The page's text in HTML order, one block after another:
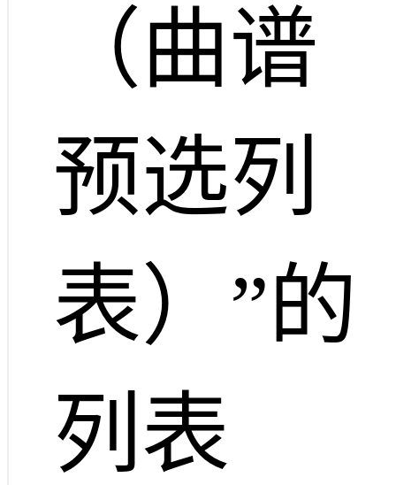
（曲谱
预选列
表）”的
列表